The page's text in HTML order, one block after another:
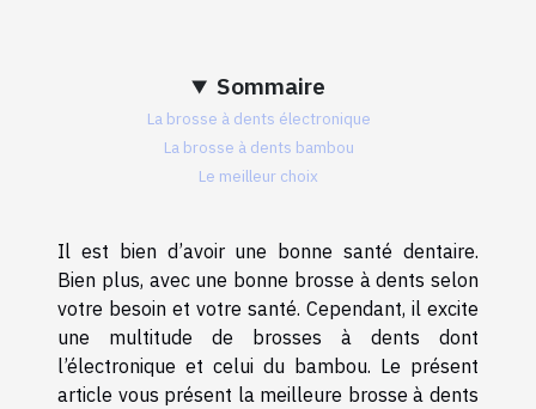
Sommaire
La brosse à dents électronique
La brosse à dents bambou
Le meilleur choix
Il est bien d’avoir une bonne santé dentaire.
Bien plus, avec une bonne brosse à dents selon
votre besoin et votre santé. Cependant, il excite
une multitude de brosses à dents dont
l’électronique et celui du bambou. Le présent
article vous présent la meilleure brosse à dents